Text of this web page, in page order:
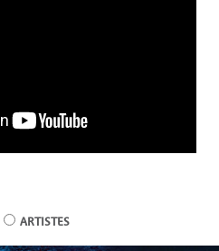
ARTISTES